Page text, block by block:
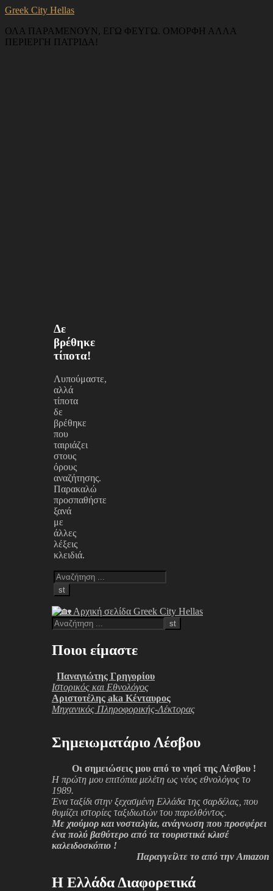
Greek City Hellas
ΟΛΑ ΠΑΡΑΜΕΝΟΥΝ, ΕΓΩ ΦΕΥΓΩ. ΟΜΟΡΦΗ ΑΛΛΑ
ΠΕΡΙΕΡΓΗ ΠΑΤΡΙΔΑ!
Δε
βρέθηκε
τίποτα!
Λυπούμαστε,
αλλά
τίποτα
δε
βρέθηκε
που
ταιριάζει
στους
όρους
αναζήτησης.
Παρακαλώ
προσπαθήστε
ξανά
με
άλλες
λέξεις
κλειδιά.
Ποιοι είμαστε
Παναγιώτης Γρηγορίου
Ιστορικός και Εθνολόγος
Αριστοτέλης aka Κένταυρος
Μηχανικός Πληροφορικής-Λέκτορας
Σημειωματάριο Λέσβου
Οι σημειώσεις μου από το νησί της Λέσβου !
Η πρώτη μου επιτόπια μελέτη ως νέος εθνολόγος το
1989.
Ένα ταξίδι στην ξεχασμένη Ελλάδα της σαρδέλας, που
θυμίζει ιστορίες ταξιδιωτών του παρελθόντος.
Με χιούμορ και νοσταλγία, ανάγνωση που προσφέρει
ένα πολύ βαθύτερο από τα τουριστικά κλισέ
καλειδοσκόπιο !
Παραγγείλτε το από την Amazon
H Ελλάδα Διαφορετικά